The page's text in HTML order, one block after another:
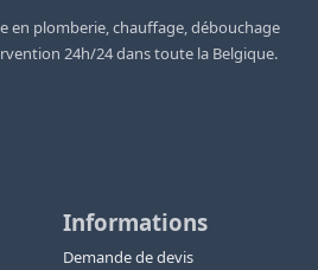
en plomberie, chauffage, débouchage
24h/24 dans toute la Belgique.
Informations
Demande de devis